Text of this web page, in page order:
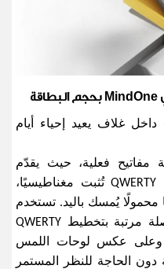
بحجم البطاقة
غلاف يعيد إحياء أيام
مفاتيح فعلية، حيث يقدّم
تُثبت مغناطيسيًا،
محمولًا يُمسك باليد. تستخدم
مرتبة بتخطيط
وعلى عكس لوحات اللمس
دون الحاجة للنظر المستمر